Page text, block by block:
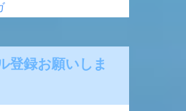
登録お願いしま